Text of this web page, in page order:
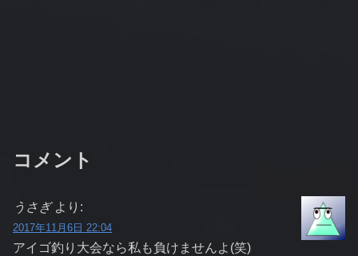
コメント
うさぎ より:
2017年11月6日 22:04
アイゴ釣り大会なら私も負けませんよ(笑)